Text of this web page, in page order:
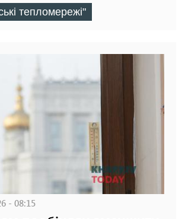
тепломережі"
- 08:15